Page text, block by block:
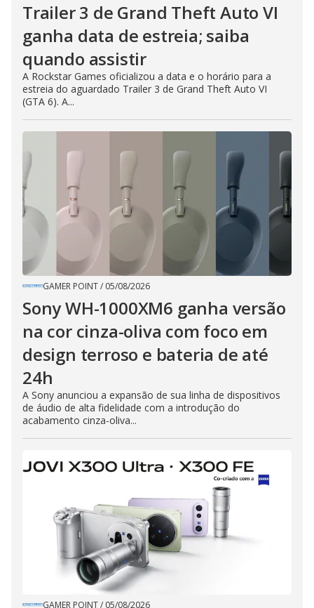
Trailer 3 de Grand Theft Auto VI
ganha data de estreia; saiba
quando assistir
A Rockstar Games oficializou a data e o horário para a
estreia do aguardado Trailer 3 de Grand Theft Auto VI
(GTA 6). A...
GAMER POINT/ 05/08/2026
Sony WH-1000XM6 ganha versão
na cor cinza-oliva com foco em
design terroso e bateria de até
24h
A Sony anunciou a expansão de sua linha de dispositivos
de áudio de alta fidelidade com a introdução do
acabamento cinza-oliva...
GAMER POINT/ 05/08/2026